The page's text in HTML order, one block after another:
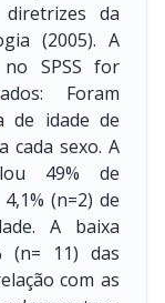
da
(2005). A
SPSS for
Foram
de idade de
cada sexo. A
49% de
(n=2) de
A baixa
(n= 11) das
com as